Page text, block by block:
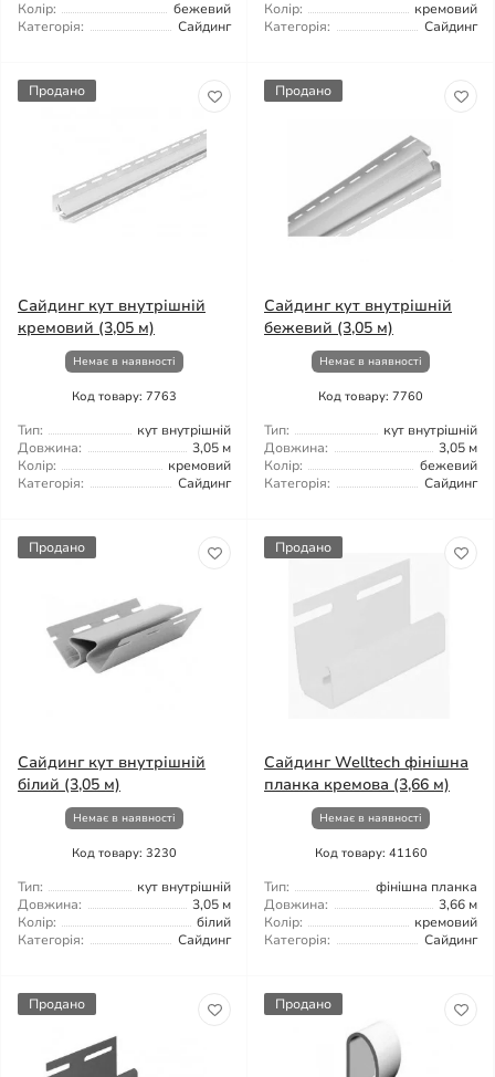
Колір:
бежевий
Категорія:
Сайдинг
Колір:
кремовий
Категорія:
Сайдинг
Продано
Сайдинг кут внутрішній
кремовий (3,05 м)
Немає в наявності
Код товару: 7763
Тип:
кут внутрішній
Довжина:
3,05 м
Колір:
кремовий
Категорія:
Сайдинг
Продано
Сайдинг кут внутрішній
бежевий (3,05 м)
Немає в наявності
Код товару: 7760
Тип:
кут внутрішній
Довжина:
3,05 м
Колір:
бежевий
Категорія:
Сайдинг
Продано
Сайдинг кут внутрішній
білий (3,05 м)
Немає в наявності
Код товару: 3230
Тип:
кут внутрішній
Довжина:
3,05 м
Колір:
білий
Категорія:
Сайдинг
Продано
Сайдинг Welltech фінішна
планка кремова (3,66 м)
Немає в наявності
Код товару: 41160
Тип:
фінішна планка
Довжина:
3,66 м
Колір:
кремовий
Категорія:
Сайдинг
Продано Продано